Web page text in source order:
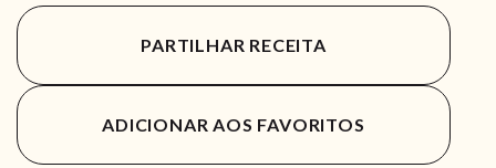
PARTILHAR RECEITA
ADICIONAR AOS FAVORITOS